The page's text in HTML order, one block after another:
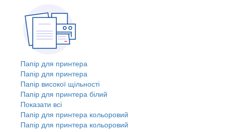
Папір для принтера
Папір для принтера
Папір високої щільності
Папір для принтера білий
Показати всі
Папір для принтера кольоровий
Папір для принтера кольоровий